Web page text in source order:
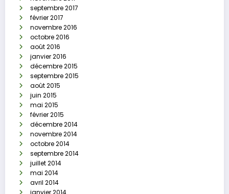
septembre 2017
février 2017
novembre 2016
octobre 2016
août 2016
janvier 2016
décembre 2015
septembre 2015
août 2015
juin 2015
mai 2015
février 2015
décembre 2014
novembre 2014
octobre 2014
septembre 2014
juillet 2014
mai 2014
avril 2014